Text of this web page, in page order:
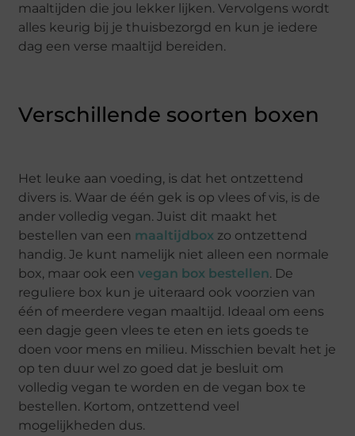
maaltijden die jou lekker lijken. Vervolgens wordt
alles keurig bij je thuisbezorgd en kun je iedere
dag een verse maaltijd bereiden.
Verschillende soorten boxen
Het leuke aan voeding, is dat het ontzettend
divers is. Waar de één gek is op vlees of vis, is de
ander volledig vegan. Juist dit maakt het
bestellen van een maaltijdbox zo ontzettend
handig. Je kunt namelijk niet alleen een normale
box, maar ook eenvegan box bestellen. De
reguliere box kun je uiteraard ook voorzien van
één of meerdere vegan maaltijd. Ideaal om eens
een dagje geen vlees te eten en iets goeds te
doen voor mens en milieu. Misschien bevalt het je
op ten duur wel zo goed dat je besluit om
volledig vegan te worden en de vegan box te
bestellen. Kortom, ontzettend veel
mogelijkheden dus.